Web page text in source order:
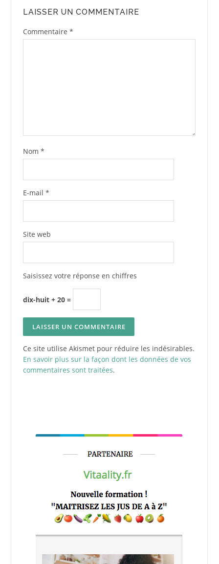
LAISSER UN COMMENTAIRE
Commentaire *
Nom *
E-mail *
Site web
Saisissez votre réponse en chiffres
dix-huit + 20 =
Ce site utilise Akismet pour réduire les indésirables.
En savoir plus sur la façon dont les données de vos
commentaires sont traitées.